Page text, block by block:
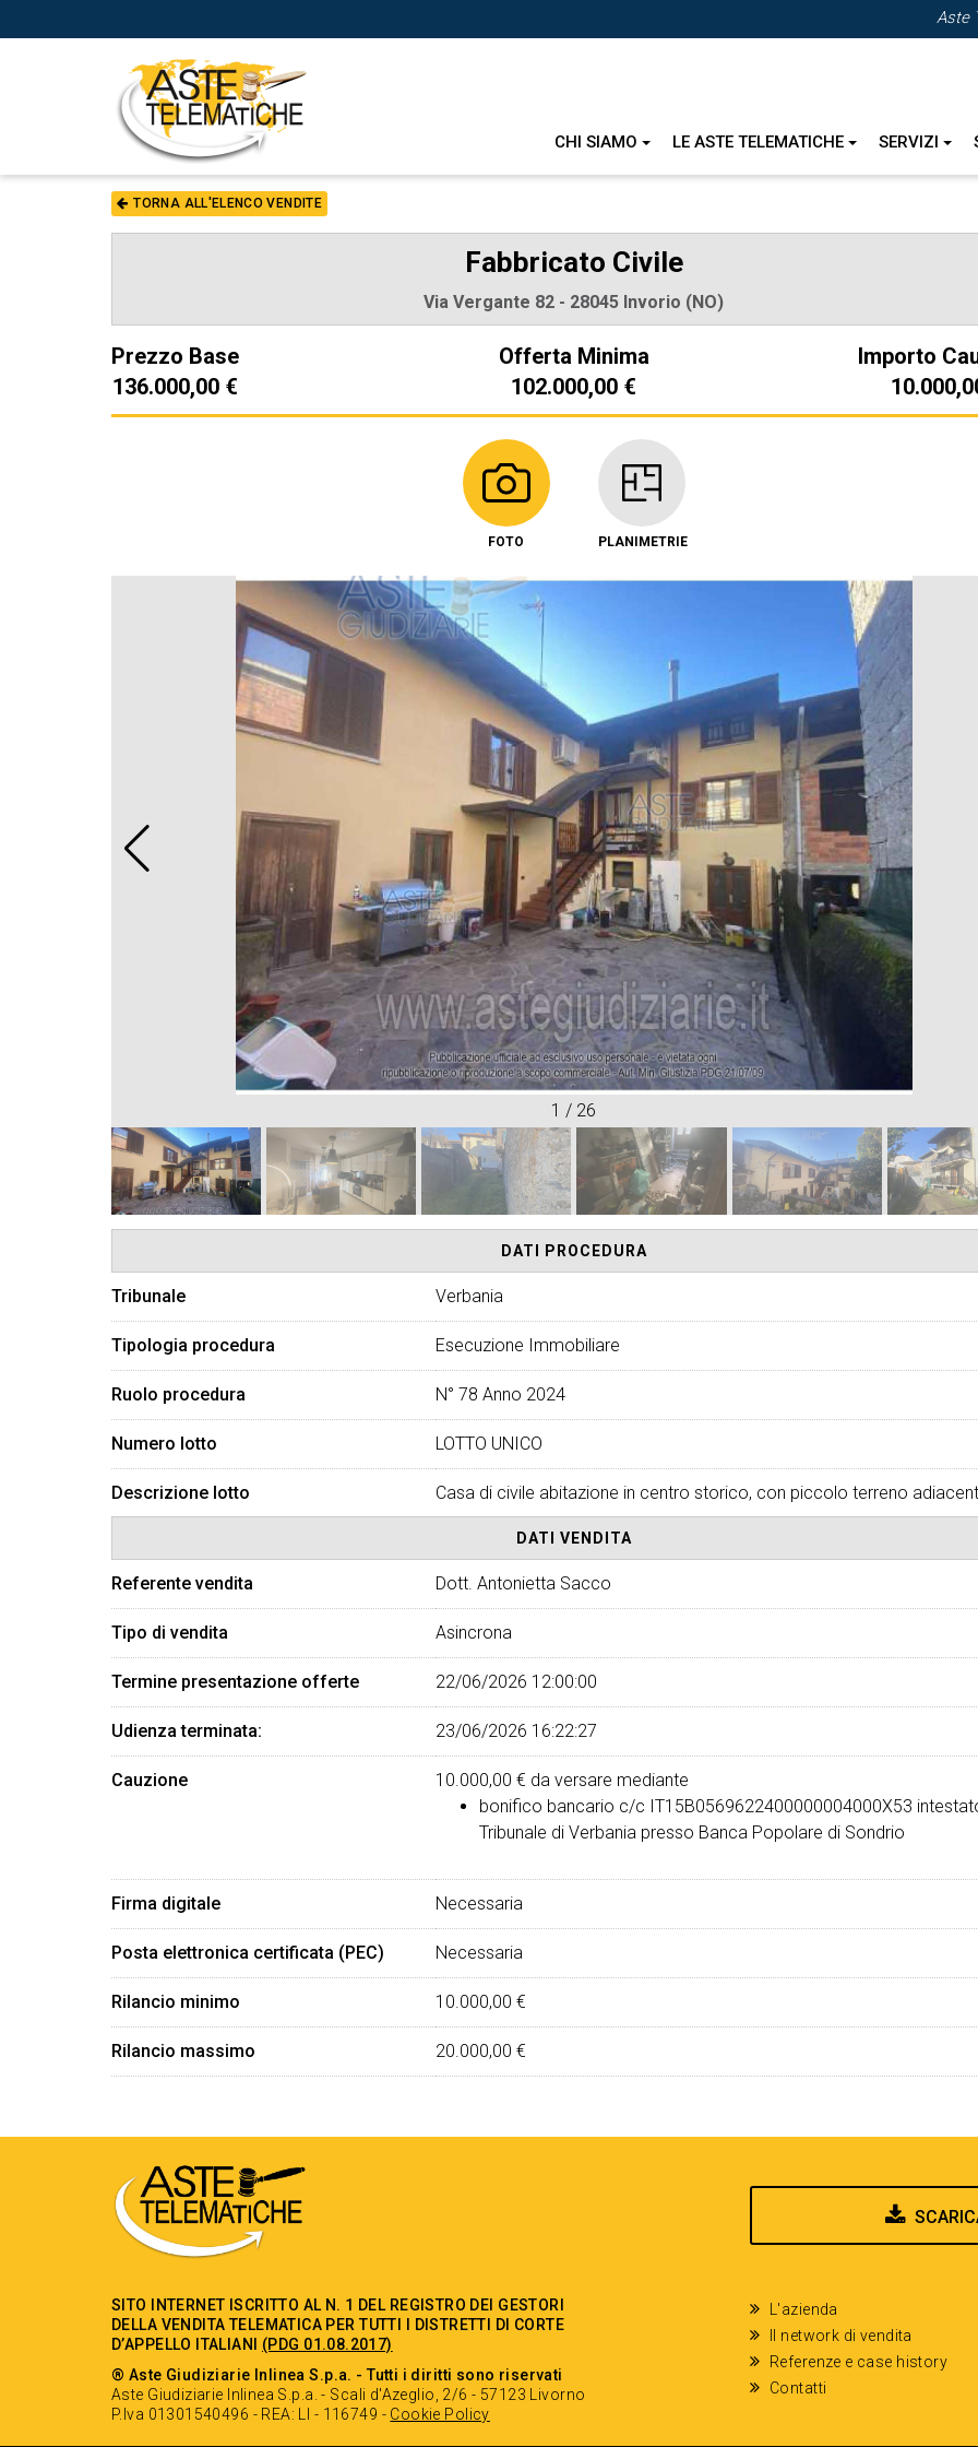
Aste
CHI SIAMO LE ASTE TELEMATICHE SERVIZI
TORNA ALL'ELENCO VENDITE
Fabbricato Civile
Via Vergante 82 - 28045 Invorio (NO)
Prezzo Base
136.000,00 €
Offerta Minima
102.000,00 €
Importo
FOTO PLANIMETRIE
1 / 26
DATI PROCEDURA
Tribunale Verbania
Tipologia procedura Esecuzione Immobiliare
Ruolo procedura N° 78 Anno 2024
Numero lotto LOTTO UNICO
Descrizione lotto Casa di civile abitazione in centro storico, con piccolo terreno
DATI VENDITA
Referente vendita Dott. Antonietta Sacco
Tipo di vendita Asincrona
Termine presentazione offerte 22/06/2026 12:00:00
Udienza terminata: 23/06/2026 16:22:27
Cauzione 10.000,00 € da versare mediante
bonifico bancario c/c IT15B0569622400000004000X53
Tribunale di Verbania presso Banca Popolare di Sondrio
Firma digitale Necessaria
Posta elettronica certificata (PEC) Necessaria
Rilancio minimo 10.000,00 €
Rilancio massimo 20.000,00 €
SITO INTERNET ISCRITTO AL N. 1 DEL REGISTRO DEI GESTORI
DELLA VENDITA TELEMATICA PER TUTTI I DISTRETTI DI CORTE
D’APPELLO ITALIANI (PDG 01.08.2017)
® Aste Giudiziarie Inlinea S.p.a. - Tutti i diritti sono riservati
Aste Giudiziarie Inlinea S.p.a. - Scali d'Azeglio, 2/6 - 57123 Livorno
P.Iva 01301540496 - REA: LI - 116749 - Cookie Policy
L'azienda
Il network di vendita
Referenze e case history
Contatti